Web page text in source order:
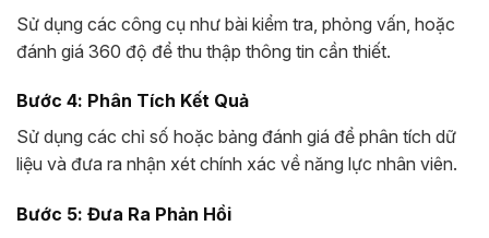
Sử dụng các công cụ như bài kiểm tra, phỏng vấn, hoặc
đánh giá 360 độ để thu thập thông tin cần thiết.
Bước 4: Phân Tích Kết Quả
Sử dụng các chỉ số hoặc bảng đánh giá để phân tích dữ
liệu và đưa ra nhận xét chính xác về năng lực nhân viên.
Bước 5: Đưa Ra Phản Hồi